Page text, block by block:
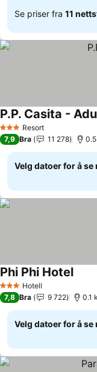
Se priser fra 11
3 StjernerResort
P.P. Casita -
7,9 Bra 11 278
Velg datoer for å
3 StjernerHotell
Phi Phi HotelSe
7,8 Bra 9 722 0.1
Velg datoer for å